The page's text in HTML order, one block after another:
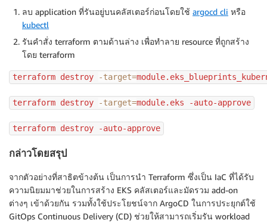
kube-system
kube-system          metrics-
prometheus           prometheus-
prometheus           prometheus-kube-state-
prometheus           prometheus-
prometheus           prometheus-
prometheus           prometheus-
prometheus           prometheus-
team-riker
guestbook-
vpa                  vpa-
vpa                  vpa-updater-
yunikorn             yunikorn-
ลบ application ที่รันอยู่บนคลัสเตอร์ก่อนโดยใช้ argocd cli หรือ
kubectl
รันคำสั่ง terraform ตามด้านล่าง เพื่อทำลาย resource ที่ถูกสร้าง
โดย terraform
terraform destroy -target=
terraform destroy -target=module.eks -auto-approve
terraform destroy -auto-approve
กล่าวโดยสรุป
จากตัวอย่างที่สาธิตข้างต้น เป็นการนำ Terraform ซึ่งเป็น IaC ที่ได้รับ
ความนิยมมาช่วยในการสร้าง EKS คลัสเตอร์และมัดรวม add-on
ต่างๆ เข้าด้วยกัน รวมทั้งใช้ประโยชน์จาก ArgoCD ในการประยุกต์ใช้
GitOps Continuous Delivery (CD) ช่วยให้สามารถเริ่มรัน workload